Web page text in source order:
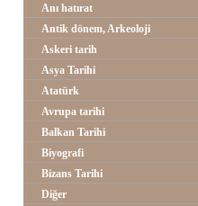
Anı hatırat
Antik dönem, Arkeoloji
Askeri tarih
Asya Tarihi
Atatürk
Avrupa tarihi
Balkan Tarihi
Biyografi
Bizans Tarihi
Diğer